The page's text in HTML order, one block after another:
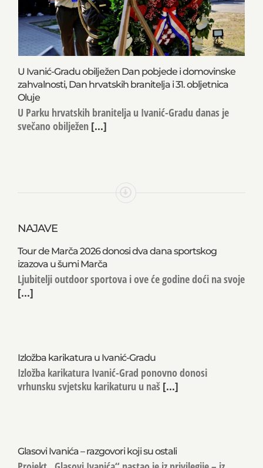
U Ivanić-Gradu obilježen Dan pobjede i domovinske
zahvalnosti, Dan hrvatskih branitelja i 31. obljetnica
Oluje
U Parku hrvatskih branitelja u Ivanić-Gradu danas je
svečano obilježen [...]
NAJAVE
Tour de Marča 2026 donosi dva dana sportskog
izazova u šumi Marča
Ljubitelji outdoor sportova i ove će godine doći na svoje
[...]
Izložba karikatura u Ivanić-Gradu
Izložba karikatura Ivanić-Grad ponovno donosi
vrhunsku svjetsku karikaturu u naš [...]
Glasovi Ivanića – razgovori koji su ostali